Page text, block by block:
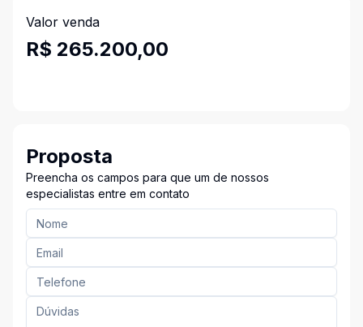
Valor venda
R$ 265.200,00
Proposta
Preencha os campos para que um de nossos
especialistas entre em contato